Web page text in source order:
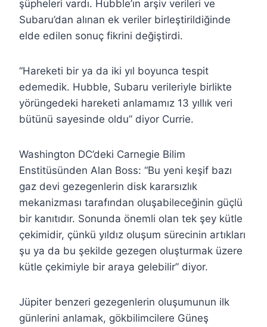
şüpheleri vardı. Hubble’ın arşiv verileri ve
Subaru’dan alınan ek veriler birleştirildiğinde
elde edilen sonuç fikrini değiştirdi.
“Hareketi bir ya da iki yıl boyunca tespit
edemedik. Hubble, Subaru verileriyle birlikte
yörüngedeki hareketi anlamamız 13 yıllık veri
bütünü sayesinde oldu” diyor Currie.
Washington DC’deki Carnegie Bilim
Enstitüsünden Alan Boss: “Bu yeni keşif bazı
gaz devi gezegenlerin disk kararsızlık
mekanizması tarafından oluşabileceğinin güçlü
bir kanıtıdır. Sonunda önemli olan tek şey kütle
çekimidir, çünkü yıldız oluşum sürecinin artıkları
şu ya da bu şekilde gezegen oluşturmak üzere
kütle çekimiyle bir araya gelebilir” diyor.
Jüpiter benzeri gezegenlerin oluşumunun ilk
günlerini anlamak, gökbilimcilere Güneş